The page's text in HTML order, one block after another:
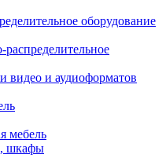
оборудование
видео и аудиоформатов
мебель
шкафы